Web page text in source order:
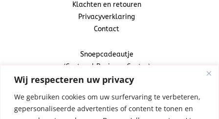
Wij respecteren uw privacy
We gebruiken cookies om uw surfervaring te verbeteren,
gepersonaliseerde advertenties of content te tonen en
Klachten en retouren
Privacyverklaring
Contact
Snoepcadeautje
(Centraal Business Center)
Industrieweg 20A